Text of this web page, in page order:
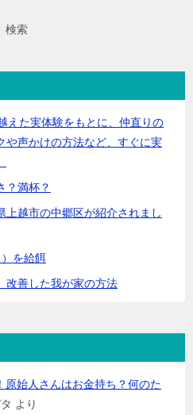
検索
えた実体験をもとに、仲直りの
や声かけの方法など、すぐに実
？満杯？
上越市の中郷区が紹介されまし
を給餌
改善した我が家の方法
原始人さんはお金持ち？何のた
より